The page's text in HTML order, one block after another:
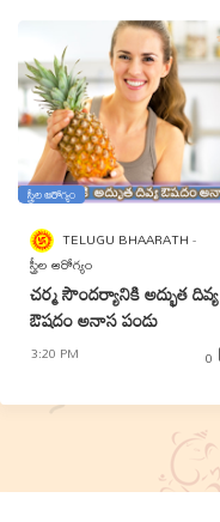
స్త్రీల ఆరోగ్యం
TELUGU BHAARATH
స్త్రీల ఆరోగ్యం
చర్మ సౌందర్యానికి అద్భుత దివ్య
ఔషదం అనాస పండు
3:20 PM 0